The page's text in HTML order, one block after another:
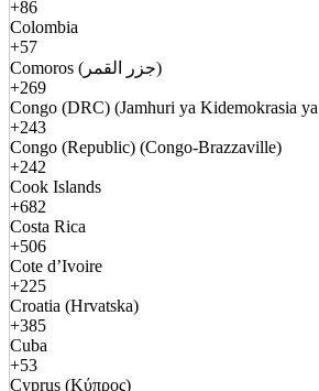
+86
Colombia
+57
Comoros (جزر القمر)
+269
Congo (DRC) (Jamhuri ya Kidemokrasia
+243
Congo (Republic) (Congo-Brazzaville)
+242
Cook Islands
+682
Costa Rica
+506
Cote d’Ivoire
+225
Croatia (Hrvatska)
+385
Cuba
+53
Cyprus (Κύπρος)